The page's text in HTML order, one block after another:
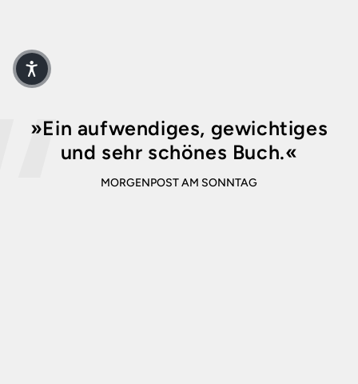
»Ein aufwendiges, gewichtiges
und sehr schönes Buch.«
MORGENPOST AM SONNTAG